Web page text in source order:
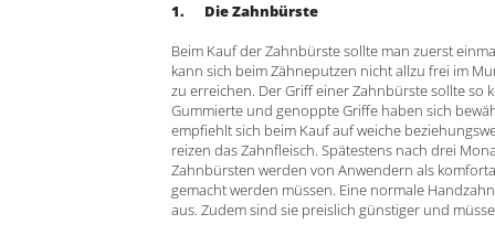
1. Die Zahnbürste
Beim Kauf der Zahnbürste sollte man zuerst
kann sich beim Zähneputzen nicht allzu frei im
zu erreichen. Der Griff einer Zahnbürste sollte
Gummierte und genoppte Griffe haben sich
empfiehlt sich beim Kauf auf weiche
reizen das Zahnfleisch. Spätestens nach drei
Zahnbürsten werden von Anwendern als
gemacht werden müssen. Eine normale
aus. Zudem sind sie preislich günstiger und